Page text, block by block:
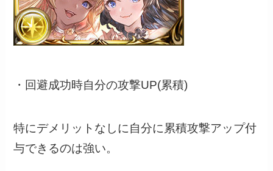
・回避成功時自分の攻撃UP(累積)
特にデメリットなしに自分に累積攻撃アップ付
与できるのは強い。